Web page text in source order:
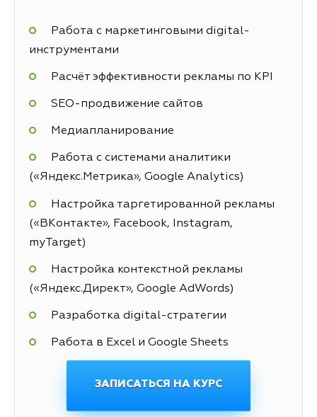
Работа с маркетинговыми digital-
инструментами
Расчёт эффективности рекламы по KPI
SEO-продвижение сайтов
Медиапланирование
Работа с системами аналитики
(«Яндекс.Метрика», Google Analytics)
Настройка таргетированной рекламы
(«ВКонтакте», Facebook, Instagram,
myTarget)
Настройка контекстной рекламы
(«Яндекс.Директ», Google AdWords)
Разработка digital-стратегии
Работа в Excel и Google Sheets
ЗАПИСАТЬСЯ НА КУРС